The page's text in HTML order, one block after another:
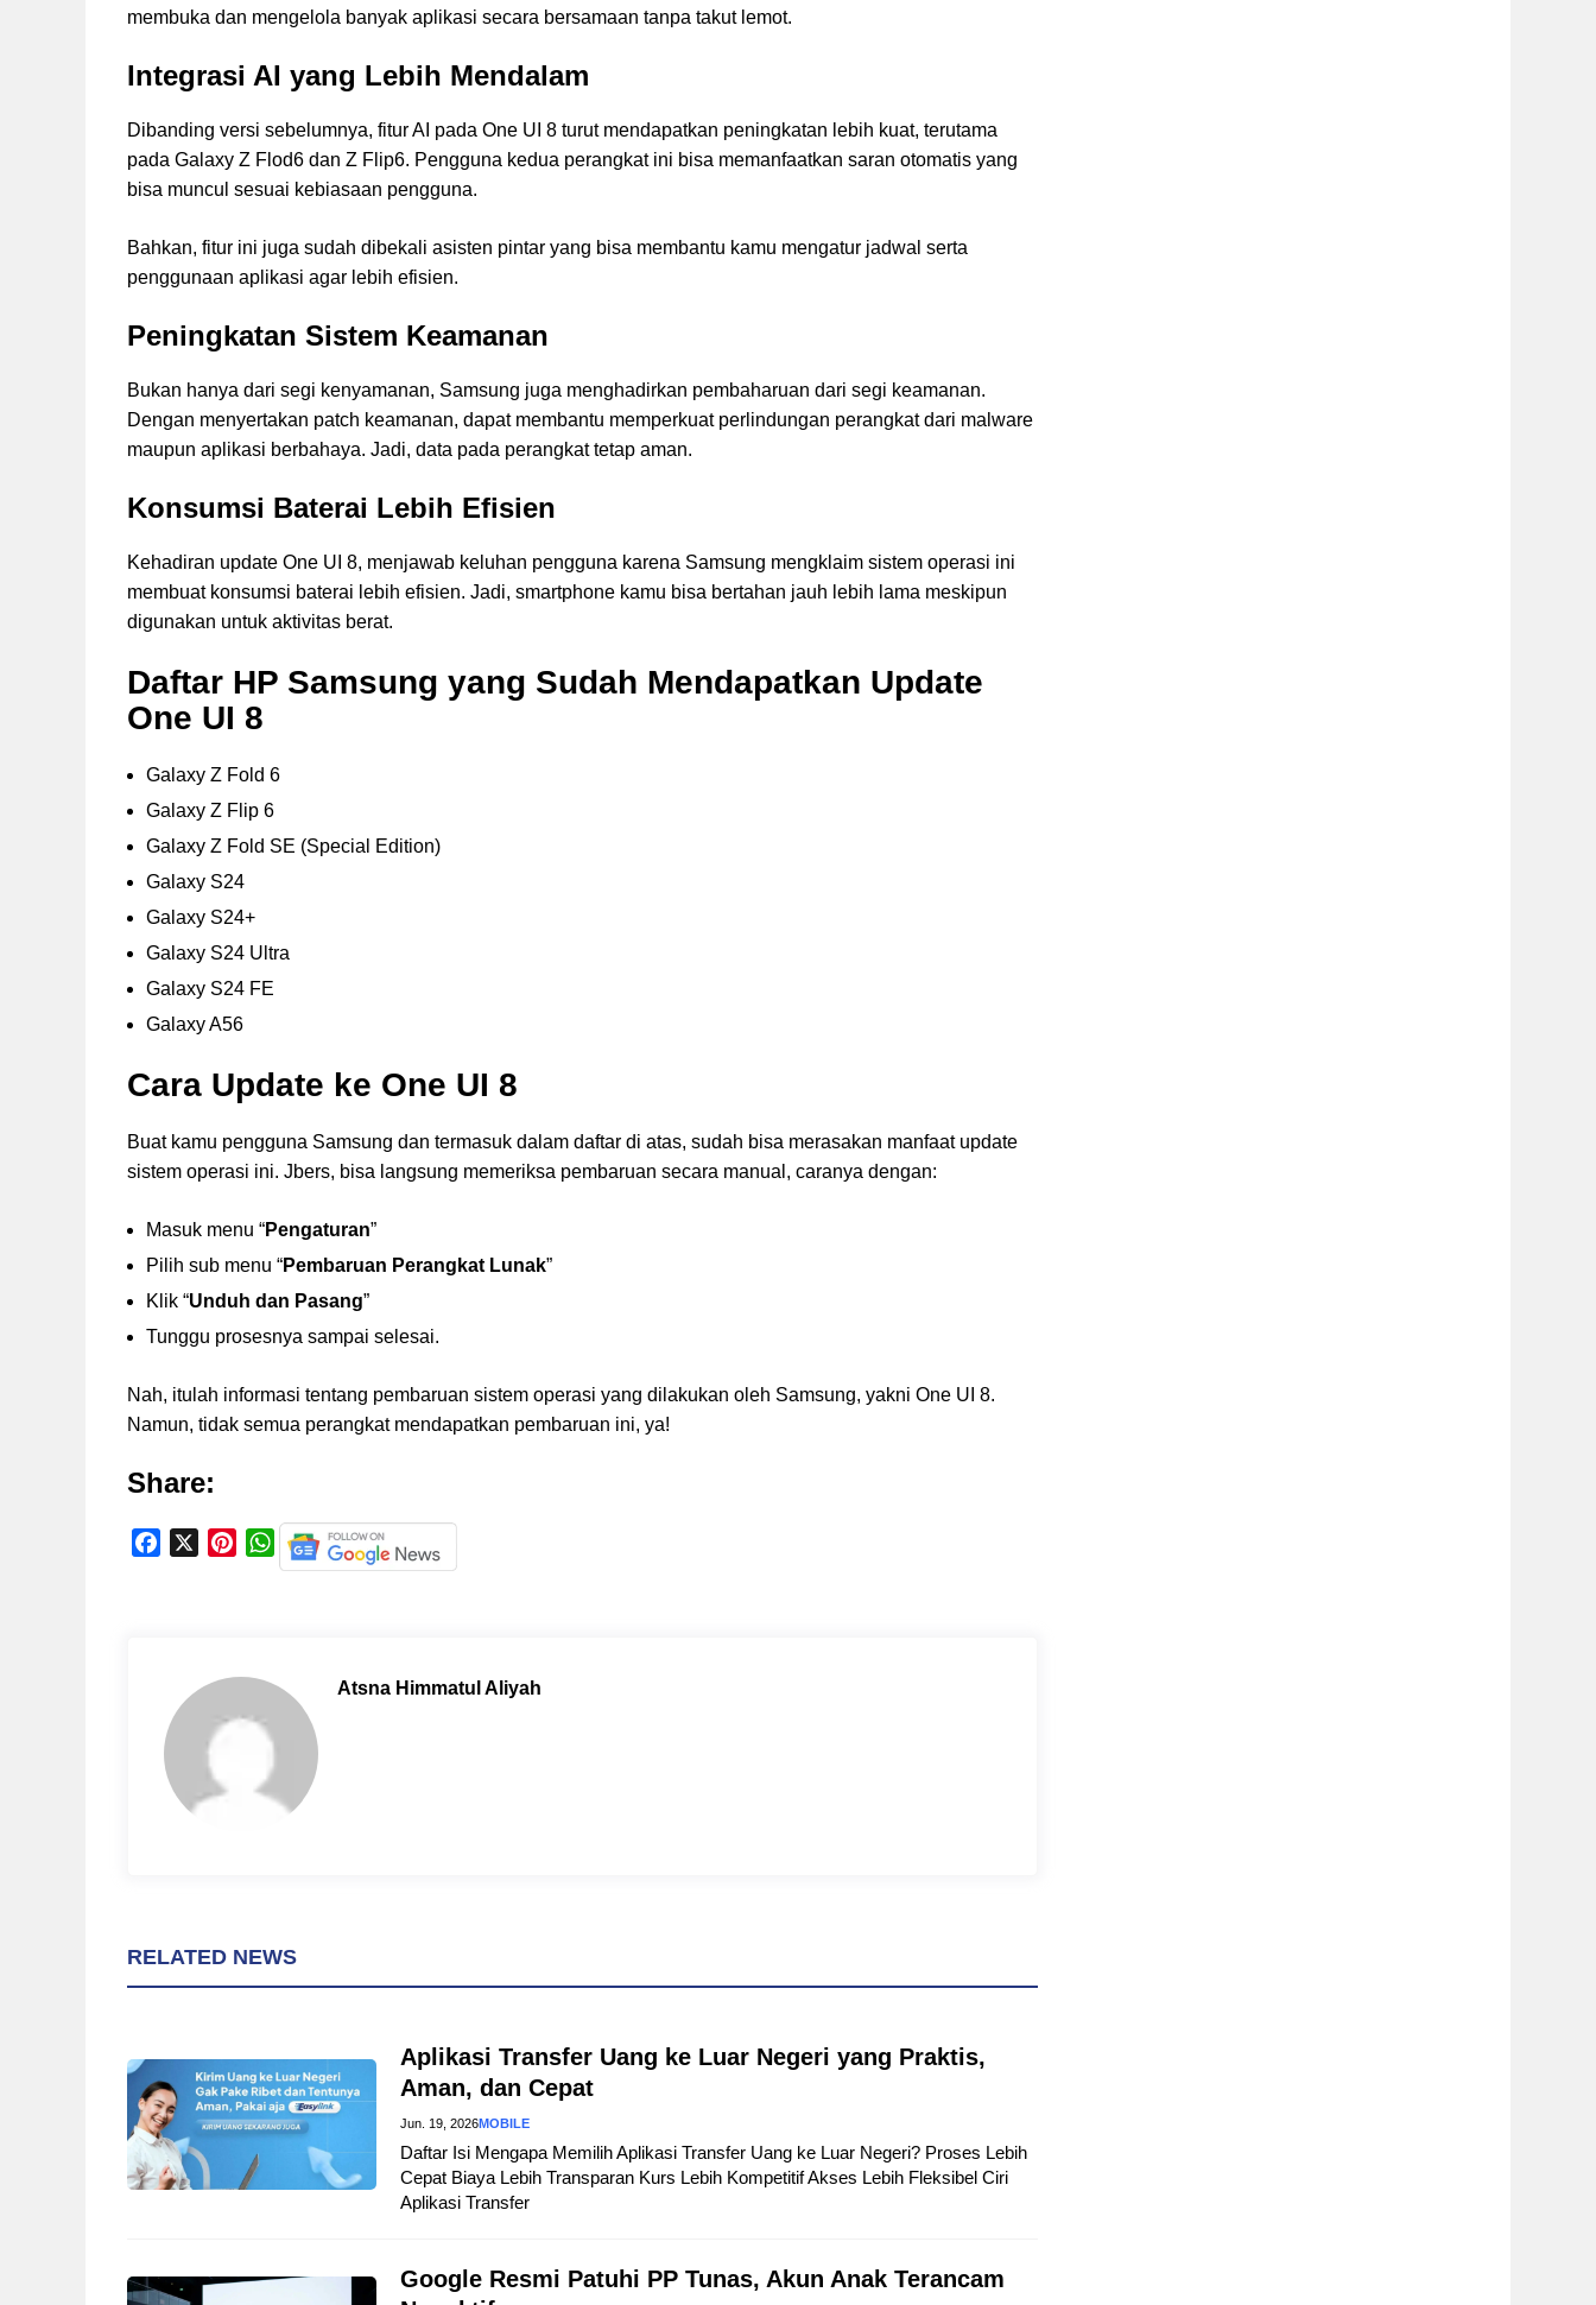
membuka dan mengelola banyak aplikasi secara bersamaan tanpa takut lemot.
Integrasi AI yang Lebih Mendalam
Dibanding versi sebelumnya, fitur AI pada One UI 8 turut mendapatkan peningkatan lebih kuat, terutama
pada Galaxy Z Flod6 dan Z Flip6. Pengguna kedua perangkat ini bisa memanfaatkan saran otomatis yang
bisa muncul sesuai kebiasaan pengguna.
Bahkan, fitur ini juga sudah dibekali asisten pintar yang bisa membantu kamu mengatur jadwal serta
penggunaan aplikasi agar lebih efisien.
Peningkatan Sistem Keamanan
Bukan hanya dari segi kenyamanan, Samsung juga menghadirkan pembaharuan dari segi keamanan.
Dengan menyertakan patch keamanan, dapat membantu memperkuat perlindungan perangkat dari malware
maupun aplikasi berbahaya. Jadi, data pada perangkat tetap aman.
Konsumsi Baterai Lebih Efisien
Kehadiran update One UI 8, menjawab keluhan pengguna karena Samsung mengklaim sistem operasi ini
membuat konsumsi baterai lebih efisien. Jadi, smartphone kamu bisa bertahan jauh lebih lama meskipun
digunakan untuk aktivitas berat.
Daftar HP Samsung yang Sudah Mendapatkan Update
One UI 8
Galaxy Z Fold 6
Galaxy Z Flip 6
Galaxy Z Fold SE (Special Edition)
Galaxy S24
Galaxy S24+
Galaxy S24 Ultra
Galaxy S24 FE
Galaxy A56
Cara Update ke One UI 8
Buat kamu pengguna Samsung dan termasuk dalam daftar di atas, sudah bisa merasakan manfaat update
sistem operasi ini. Jbers, bisa langsung memeriksa pembaruan secara manual, caranya dengan:
Masuk menu “Pengaturan”
Pilih sub menu “Pembaruan Perangkat Lunak”
Klik “Unduh dan Pasang”
Tunggu prosesnya sampai selesai.
Nah, itulah informasi tentang pembaruan sistem operasi yang dilakukan oleh Samsung, yakni One UI 8.
Namun, tidak semua perangkat mendapatkan pembaruan ini, ya!
Share:
k
e
W
h
A
Atsna Himmatul Aliyah
RELATED NEWS
Aplikasi Transfer Uang ke Luar Negeri yang Praktis,
Aman, dan Cepat
Jun. 19, 2026MOBILE
Daftar Isi Mengapa Memilih Aplikasi Transfer Uang ke Luar Negeri? Proses Lebih
Cepat Biaya Lebih Transparan Kurs Lebih Kompetitif Akses Lebih Fleksibel Ciri
Aplikasi Transfer
Google Resmi Patuhi PP Tunas, Akun Anak Terancam